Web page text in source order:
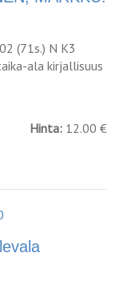
(71s.) N K3
ala kirjallisuus
Hinta: 12.00 €